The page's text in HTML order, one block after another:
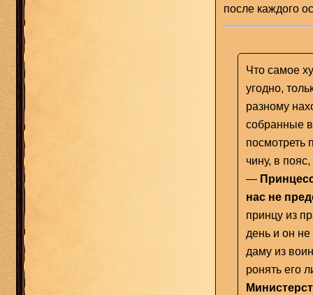
после каждого
Что самое
угодно,
разному
собранные
посмотреть
чину, в
—
нас не
принцу из
день и он
даму из
ронять его